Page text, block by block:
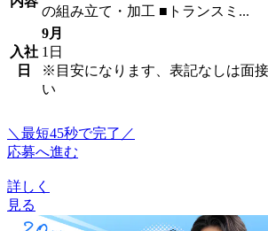
の組み立て・加工 ■トランスミ...
入社
日
9月
1日
※目安になります、表記なしは面
い
＼最短45秒で完了／
応募へ進む
詳しく
見る